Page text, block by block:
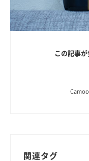
この記事
関連タグ